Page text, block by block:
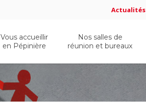
Actualités
Vous accueillir
en Pépinière
Nos salles de
réunion et bureaux